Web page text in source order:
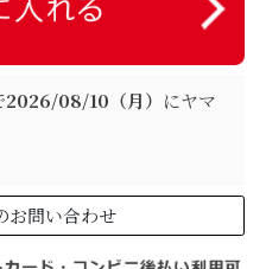
2026/08/10（月） にヤマ
お問い合わせ